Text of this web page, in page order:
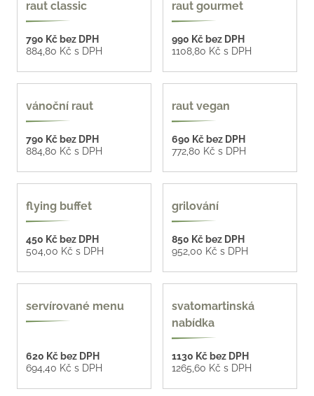
raut classic
790 Kč bez DPH
884,80 Kč s DPH
raut gourmet
990 Kč bez DPH
1108,80 Kč s DPH
vánoční raut
790 Kč bez DPH
884,80 Kč s DPH
raut vegan
690 Kč bez DPH
772,80 Kč s DPH
flying buffet
450 Kč bez DPH
504,00 Kč s DPH
složte si své menu
grilování
850 Kč bez DPH
952,00 Kč s DPH
servírované menu
620 Kč bez DPH
694,40 Kč s DPH
svatomartinská
nabídka
1130 Kč bez DPH
1265,60 Kč s DPH